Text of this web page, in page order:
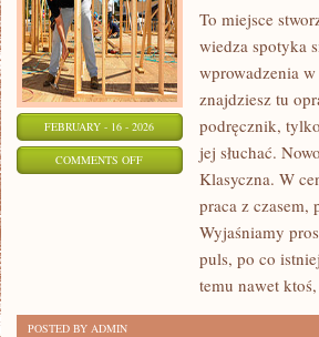
FEBRUARY - 16 - 2026
COMMENTS OFFON
KLASYCZNA
To miejsce
wiedza spotyka
wprowadzenia
znajdziesz tu
podręcznik,
jej słuchać.
Klasyczna. W
praca z czasem,
Wyjaśniamy
puls, po co
temu nawet
POSTED BY ADMIN